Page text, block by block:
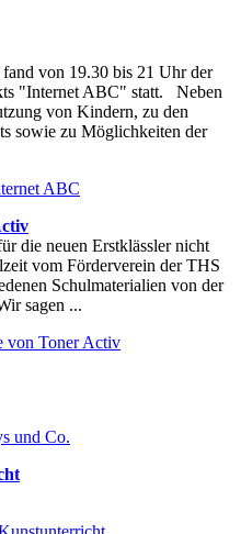
von 19.30 bis 21 Uhr der
"Internet ABC" statt. Neben
von Kindern, zu den
sowie zu Möglichkeiten der
ABC
die neuen Erstklässler nicht
vom Förderverein der THS
Schulmaterialien von der
sagen ...
von Toner Activ
und Co.